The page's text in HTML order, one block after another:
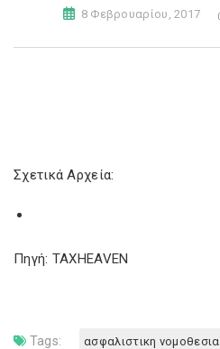
8 Φεβρουαρίου, 2017
Σχετικά Αρχεία:
Πηγή: TAXHEAVEN
Tags: ασφαλιστικη νομοθεσια